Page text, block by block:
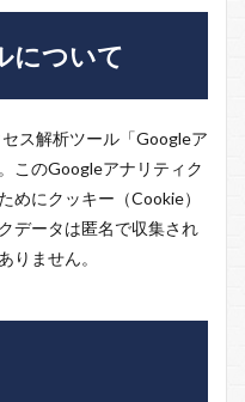
について
ス解析ツール「Googleア
このGoogleアナリティク
めにクッキー（Cookie）
データは匿名で収集され
りません。